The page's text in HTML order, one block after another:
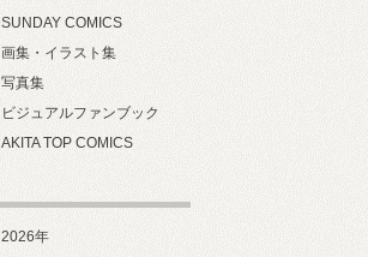
SUNDAY COMICS
画集・イラスト集
写真集
ビジュアルファンブック
AKITA TOP COMICS
2026年